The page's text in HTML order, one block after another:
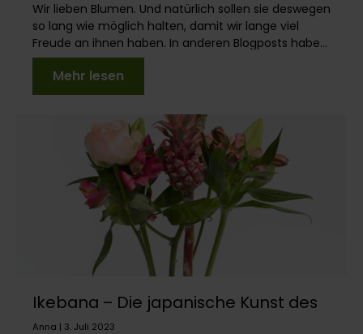
Wir lieben Blumen. Und natürlich sollen sie deswegen
so lang wie möglich halten, damit wir lange viel
Freude an ihnen haben. In anderen Blogposts habe...
Mehr lesen
Ikebana – Die japanische Kunst des
Blumenarrangierens
Anna | 3. Juli 2023